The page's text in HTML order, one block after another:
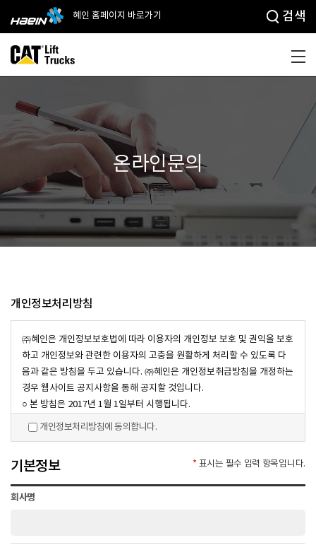
혜인 홈페이지 바로가기 검색
온라인문의
개인정보처리방침
㈜혜인은 개인정보보호법에 따라 이용자의 개인정보 보호 및 권익을 보호
하고 개인정보와 관련한 이용자의 고충을 원활하게 처리할 수 있도록 다
음과 같은 방침을 두고 있습니다. ㈜혜인은 개인정보취급방침을 개정하는
경우 웹사이트 공지사항을 통해 공지할 것입니다.
○ 본 방침은 2017년 1월 1일부터 시행됩니다.
다.
- 개인정보 항목 : 이름, 회사명, 비밀번호, 휴대전화번호, 이메일, 자택주
소, 자택전화번호
개인정보처리방침에 동의합니다.
기본정보 * 표시는 필수 입력 항목입니다.
회사명